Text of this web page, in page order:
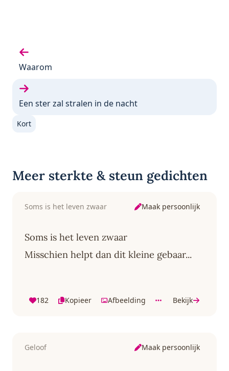
Vorige gedicht:
Waarom
Volgende gedicht:
Een ster zal stralen in de nacht
Kort
Meer sterkte & steun gedichten
Soms is het leven zwaar Maak persoonlijk
Soms is het leven zwaar
Misschien helpt dan dit kleine gebaar...
182 Kopieer Afbeelding Bekijk
Geloof Maak persoonlijk